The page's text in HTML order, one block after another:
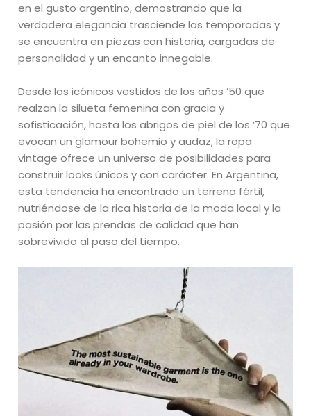
en el gusto argentino, demostrando que la
verdadera elegancia trasciende las temporadas y
se encuentra en piezas con historia, cargadas de
personalidad y un encanto innegable.
Desde los icónicos vestidos de los años ’50 que
realzan la silueta femenina con gracia y
sofisticación, hasta los abrigos de piel de los ’70 que
evocan un glamour bohemio y audaz, la ropa
vintage ofrece un universo de posibilidades para
construir looks únicos y con carácter. En Argentina,
esta tendencia ha encontrado un terreno fértil,
nutriéndose de la rica historia de la moda local y la
pasión por las prendas de calidad que han
sobrevivido al paso del tiempo.